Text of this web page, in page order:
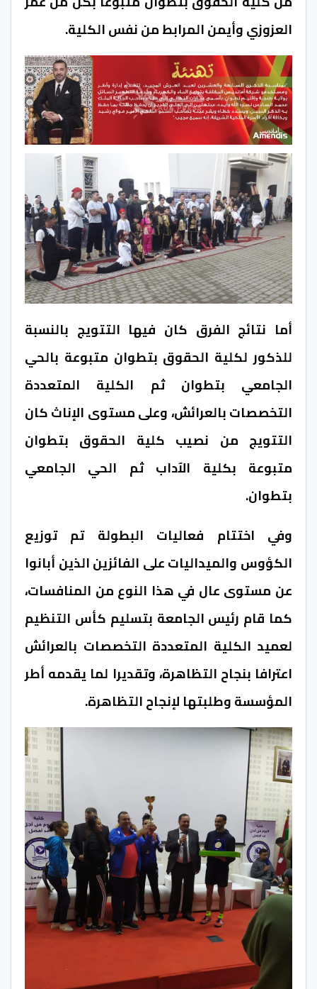
العزوزي وأيمن المرابط من نفس الكلية.
أما نتائج الفرق كان فيها التتويج بالنسبة
للذكور لكلية الحقوق بتطوان متبوعة بالحي
الجامعي بتطوان ثم الكلية المتعددة
التخصصات بالعرائش، وعلى مستوى الإناث كان
التتويج من نصيب كلية الحقوق بتطوان
متبوعة بكلية الآداب ثم الحي الجامعي
بتطوان.
وفي اختتام فعاليات البطولة تم توزيع
الكؤوس والميداليات على الفائزين الذين أبانوا
عن مستوى عال في هذا النوع من المنافسات،
كما قام رئيس الجامعة بتسليم كأس التنظيم
لعميد الكلية المتعددة التخصصات بالعرائش
اعترافا بنجاح التظاهرة، وتقديرا لما يقدمه أطر
المؤسسة وطلبتها لإنجاح التظاهرة.